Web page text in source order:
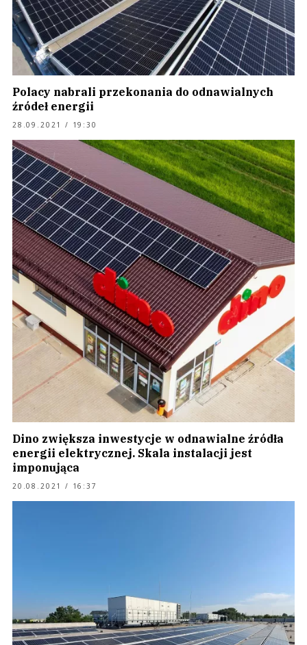
Polacy nabrali przekonania do odnawialnych
źródeł energii
28.09.2021 / 19:30
Dino zwiększa inwestycje w odnawialne źródła
energii elektrycznej. Skala instalacji jest
imponująca
20.08.2021 / 16:37